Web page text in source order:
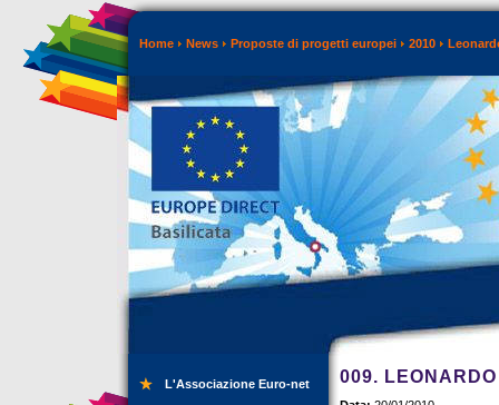
Home News Proposte di progetti europei 2010
L'Associazione Euro-net 009.